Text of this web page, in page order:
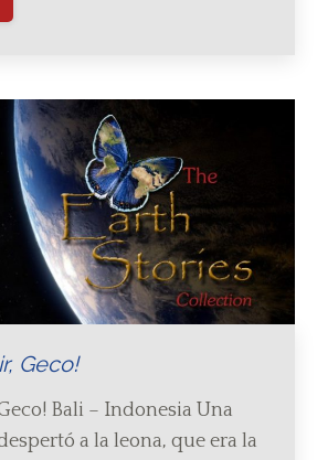
Geco!
Bali – Indonesia Una
a la leona, que era la